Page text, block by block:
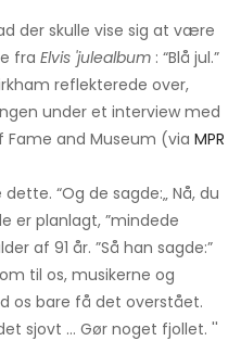
der skulle vise sig at være
fra Elvis 'julealbum : “Blå jul.”
reflekterede over,
under et interview med
Fame and Museum (via MPR
“Og de sagde:„ Nå, du
er planlagt, ”mindede
af 91 år. ”Så han sagde:”
til os, musikerne og
os bare få det overstået.
sjovt ... Gør noget fjollet. ''